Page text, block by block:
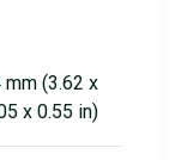
(3.62 x
x 0.55 in)